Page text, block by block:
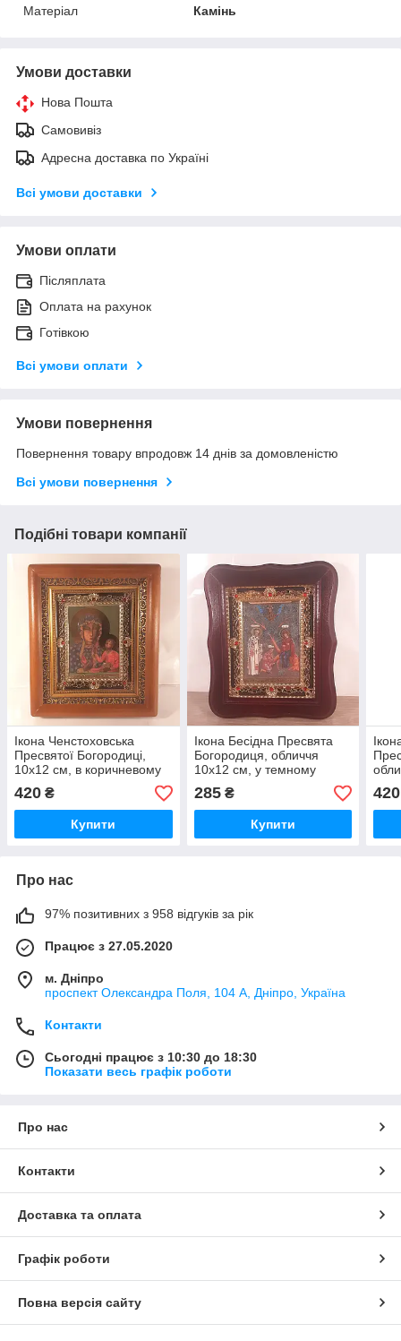
Матеріал
Камінь
Умови доставки
Нова Пошта
Самовивіз
Адресна доставка по Україні
Всі умови доставки
Умови оплати
Післяплата
Оплата на рахунок
Готівкою
Всі умови оплати
Умови повернення
Повернення товару впродовж 14 днів за домовленістю
Всі умови повернення
Подібні товари компанії
Ікона Ченстоховська
Пресвятої Богородиці,
10х12 см, в коричневому
дерев'яному кіоті з
камінням
420 ₴
Купити
Ікона Бесідна Пресвята
Богородиця, обличчя
10х12 см, у темному
дерев'яному кіоті з
камінням
285₴
Купити
420
Про нас
97% позитивних з 958 відгуків за рік
Працює з 27.05.2020
м. Дніпро
проспект Олександра Поля, 104 А, Дніпро, Україна
Контакти
Сьогодні працює з 10:30 до 18:30
Показати весь графік роботи
Про нас
Контакти
Доставка та оплата
Графік роботи
Повна версія сайту